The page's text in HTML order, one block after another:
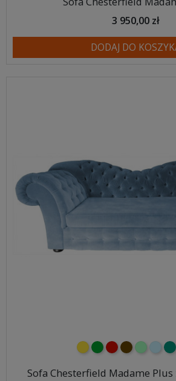
3 950,00 zł
DODAJ DO
żółtyzielonyczerwony
czekoladowy
miętowy
Sofa Chesterfield Madame Plus